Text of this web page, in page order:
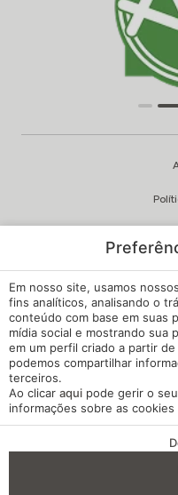
A minha reserva
Desenvolvido pormirai
Em nosso site, usamos
fins analíticos, analisando o
conteúdo com base em suas
mídia social e mostrando sua
em um perfil criado a partir
podemos compartilhar
terceiros.
Ao clicar aqui pode gerir o
informações sobre as